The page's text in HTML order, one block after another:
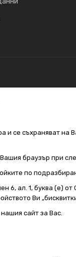
се съхраняват
браузър при
по
6, ал. 1, буква (е)
Ви
сайт за Вас.